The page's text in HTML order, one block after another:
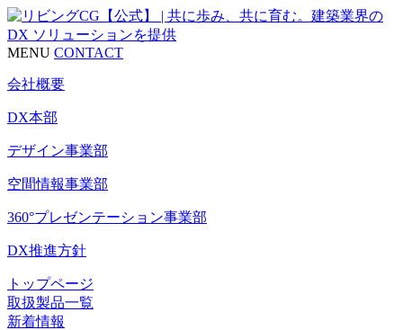
MENU CONTACT
会社概要
DX本部
デザイン事業部
空間情報事業部
360°プレゼンテーション事業部
DX推進方針
トップページ
取扱製品一覧
新着情報